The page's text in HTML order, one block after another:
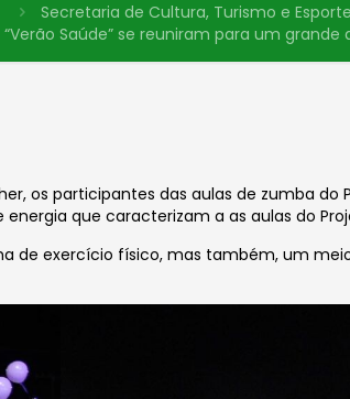
Secretaria de Cultura, Turismo e
Saúde” se reuniram para um
os participantes das aulas de zumba do
que caracterizam a as aulas do
de exercício físico, mas também, um